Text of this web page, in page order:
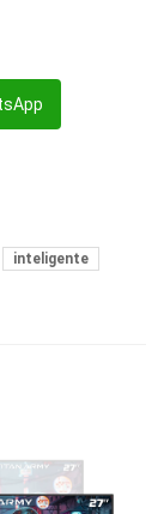
inteligente